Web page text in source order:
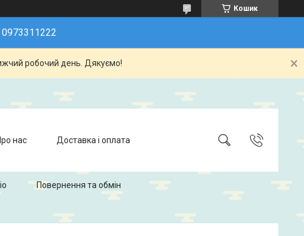
Кошик
робочий день. Дякуємо!
нас Доставка і оплата
Повернення та обмін